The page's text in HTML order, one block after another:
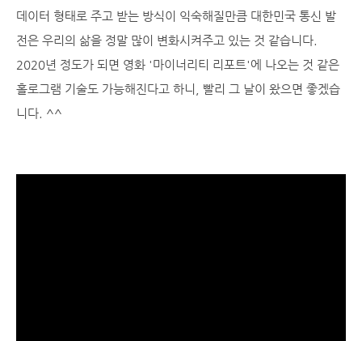
데이터 형태로 주고 받는 방식이 익숙해질만큼 대한민국 통신 발
전은 우리의 삶을 정말 많이 변화시켜주고 있는 것 같습니다.
2020년 정도가 되면 영화 '마이너리티 리포트'에 나오는 것 같은
홀로그램 기술도 가능해진다고 하니, 빨리 그 날이 왔으면 좋겠습
니다. ^^